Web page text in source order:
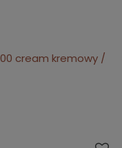
cream kremowy /